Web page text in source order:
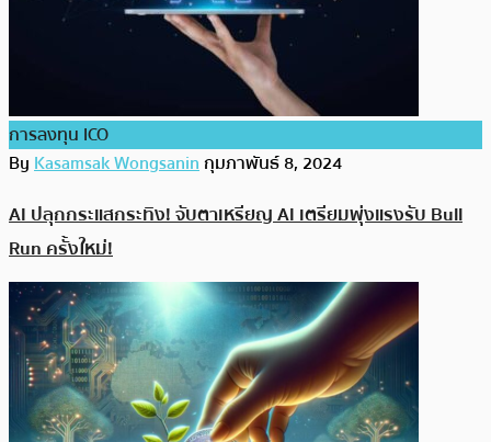
การลงทุน ICO
ByKasamsak Wongsaninกุมภาพันธ์ 8, 2024
AI ปลุกกระแสกระทิง! จับตาเหรียญ AI เตรียมพุ่งแรงรับ Bull
Run ครั้งใหม่!